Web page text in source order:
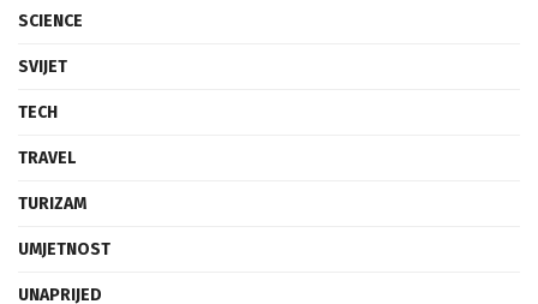
SCIENCE
SVIJET
TECH
TRAVEL
TURIZAM
UMJETNOST
UNAPRIJED